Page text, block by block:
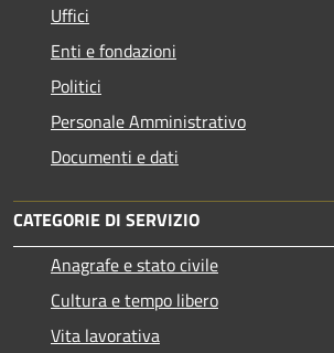
Uffici
Enti e fondazioni
Politici
Personale Amministrativo
Documenti e dati
CATEGORIE DI SERVIZIO
Anagrafe e stato civile
Cultura e tempo libero
Vita lavorativa